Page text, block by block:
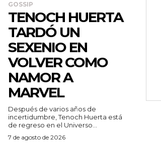
GOSSIP
TENOCH HUERTA
TARDÓ UN
SEXENIO EN
VOLVER COMO
NAMOR A
MARVEL
Después de varios años de
incertidumbre, Tenoch Huerta está
de regreso en el Universo...
7 de agosto de 2026